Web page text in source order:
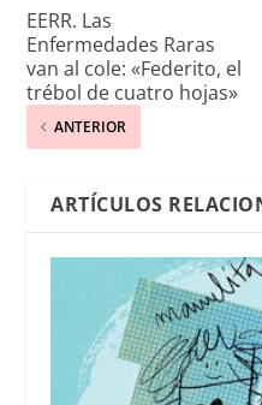
EERR. Las
Enfermedades Raras
van al cole: «Federito, el
trébol de cuatro hojas»
ANTERIOR
ARTÍCULOS